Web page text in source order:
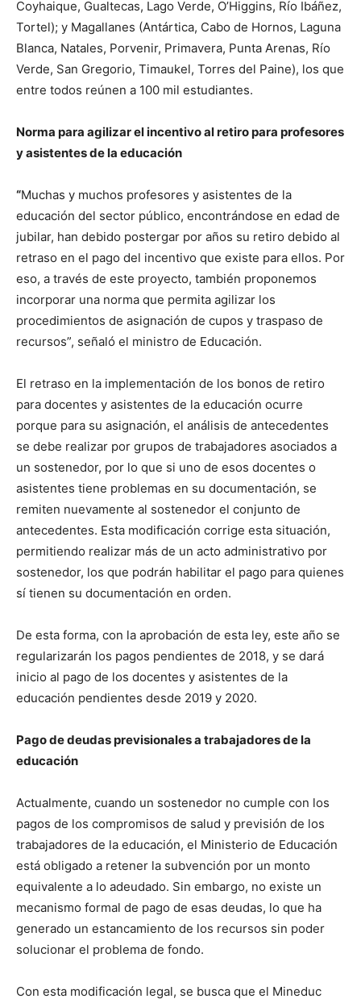
Coyhaique, Gualtecas, Lago Verde, O’Higgins, Río Ibáñez,
Tortel); y Magallanes (Antártica, Cabo de Hornos, Laguna
Blanca, Natales, Porvenir, Primavera, Punta Arenas, Río
Verde, San Gregorio, Timaukel, Torres del Paine), los que
entre todos reúnen a 100 mil estudiantes.
Norma para agilizar el incentivo al retiro para profesores
y asistentes de la educación
“Muchas y muchos profesores y asistentes de la
educación del sector público, encontrándose en edad de
jubilar, han debido postergar por años su retiro debido al
retraso en el pago del incentivo que existe para ellos. Por
eso, a través de este proyecto, también proponemos
incorporar una norma que permita agilizar los
procedimientos de asignación de cupos y traspaso de
recursos”, señaló el ministro de Educación.
El retraso en la implementación de los bonos de retiro
para docentes y asistentes de la educación ocurre
porque para su asignación, el análisis de antecedentes
se debe realizar por grupos de trabajadores asociados a
un sostenedor, por lo que si uno de esos docentes o
asistentes tiene problemas en su documentación, se
remiten nuevamente al sostenedor el conjunto de
antecedentes. Esta modificación corrige esta situación,
permitiendo realizar más de un acto administrativo por
sostenedor, los que podrán habilitar el pago para quienes
sí tienen su documentación en orden.
De esta forma, con la aprobación de esta ley, este año se
regularizarán los pagos pendientes de 2018, y se dará
inicio al pago de los docentes y asistentes de la
educación pendientes desde 2019 y 2020.
Pago de deudas previsionales a trabajadores de la
educación
Actualmente, cuando un sostenedor no cumple con los
pagos de los compromisos de salud y previsión de los
trabajadores de la educación, el Ministerio de Educación
está obligado a retener la subvención por un monto
equivalente a lo adeudado. Sin embargo, no existe un
mecanismo formal de pago de esas deudas, lo que ha
generado un estancamiento de los recursos sin poder
solucionar el problema de fondo.
Con esta modificación legal, se busca que el Mineduc